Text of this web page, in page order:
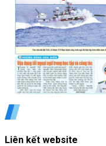
Liên kết website